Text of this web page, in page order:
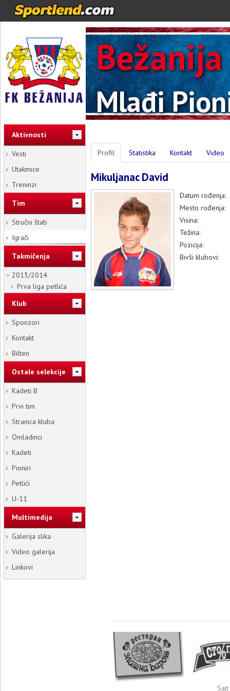
Bežanija
Mlađi
Aktivnosti
Vesti
Utakmice
Treninzi
Tim
Stručni štab
Igrači
Takmičenja
2013/2014
Prva liga petlića
Klub
Sponzori
Kontakt
Bilten
Ostale selekcije
Kadeti B
Prvi tim
Stranica kluba
Omladinci
Kadeti
Pioniri
Petlići
U-11
Multimedija
Galerija slika
Video galerija
Linkovi
Profil Statistika Kontakt Video
Mikuljanac David
Datum rođenja:
Mesto rođenja:
Visina:
Težina:
Pozicija:
Bivši klubovi: